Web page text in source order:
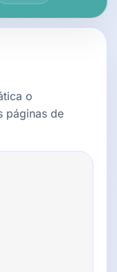
o
páginas de